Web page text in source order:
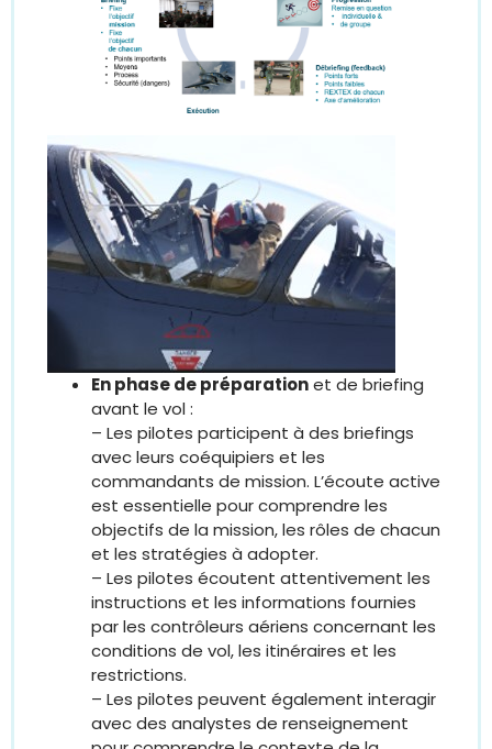
En phase de préparationet de briefing
avant le vol :
– Les pilotes participent à des briefings
avec leurs coéquipiers et les
commandants de mission. L’écoute active
est essentielle pour comprendre les
objectifs de la mission, les rôles de chacun
et les stratégies à adopter.
– Les pilotes écoutent attentivement les
instructions et les informations fournies
par les contrôleurs aériens concernant les
conditions de vol, les itinéraires et les
restrictions.
– Les pilotes peuvent également interagir
avec des analystes de renseignement